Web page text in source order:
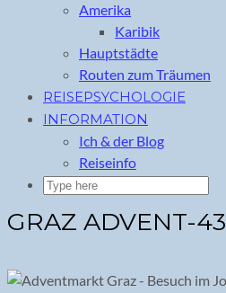
Amerika
Karibik
Hauptstädte
Routen zum Träumen
REISEPSYCHOLOGIE
INFORMATION
Ich & der Blog
Reiseinfo
GRAZ ADVENT-43